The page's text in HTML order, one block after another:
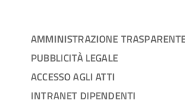
AMMINISTRAZIONE
PUBBLICITÀ LEGALE
ACCESSO AGLI ATTI
INTRANET DIPENDENTI